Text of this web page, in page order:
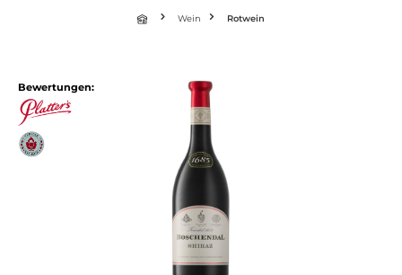
Wein Rotwein
Bewertungen: